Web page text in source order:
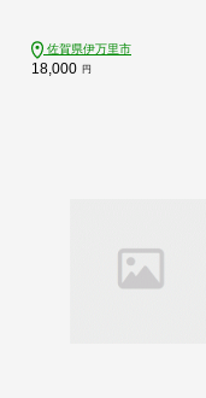
佐賀県伊万里市
18,000 円